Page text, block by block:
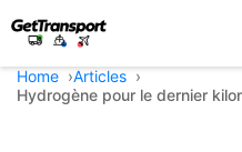
Home
Articles
Hydrogène pour le dernier